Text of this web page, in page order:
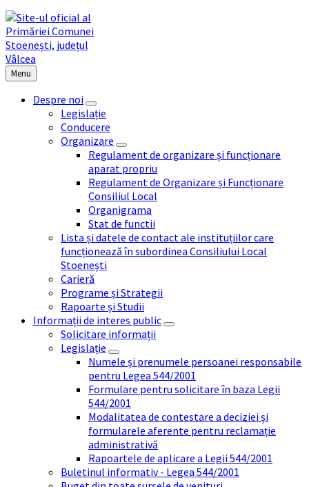
Menu
Despre noi
Legislație
Conducere
Organizare
Regulament de organizare și funcționare
aparat propriu
Regulament de Organizare și Funcționare
Consiliul Local
Organigrama
Stat de functii
Lista și datele de contact ale instituțiilor care
funcționează în subordinea Consiliului Local
Stoenești
Carieră
Programe și Strategii
Rapoarte și Studii
Informații de interes public
Solicitare informații
Legislație
Numele și prenumele persoanei responsabile
pentru Legea 544/2001
Formulare pentru solicitare în baza Legii
544/2001
Modalitatea de contestare a deciziei și
formularele aferente pentru reclamație
administrativă
Rapoartele de aplicare a Legii 544/2001
Buletinul informativ - Legea 544/2001